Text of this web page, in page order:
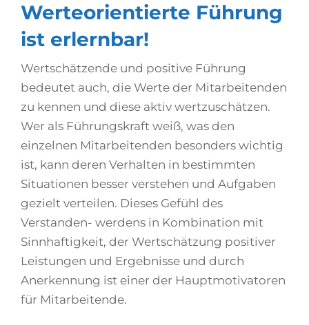
Werteorientierte Führung
ist erlernbar!
Wertschätzende und positive Führung
bedeutet auch, die Werte der Mitarbeitenden
zu kennen und diese aktiv wertzuschätzen.
Wer als Führungskraft weiß, was den
einzelnen Mitarbeitenden besonders wichtig
ist, kann deren Verhalten in bestimmten
Situationen besser verstehen und Aufgaben
gezielt verteilen. Dieses Gefühl des
Verstanden- werdens in Kombination mit
Sinnhaftigkeit, der Wertschätzung positiver
Leistungen und Ergebnisse und durch
Anerkennung ist einer der Hauptmotivatoren
für Mitarbeitende.